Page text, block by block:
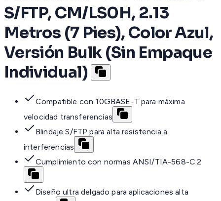
S/FTP, CM/LS0H, 2.13
Metros (7 Pies), Color Azul,
Versión Bulk (Sin Empaque
Individual)
Compatible con 10GBASE-T para máxima
velocidad transferencias
Blindaje S/FTP para alta resistencia a
interferencias
Cumplimiento con normas ANSI/TIA-568-C.2
Diseño ultra delgado para aplicaciones alta